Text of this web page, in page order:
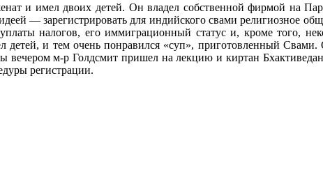
и имел двоих детей. Он владел собственной фирмой на
— зарегистрировать для индийского свами религиозное
налогов, его иммиграционный статус и, кроме того,
и тем очень понравился «суп», приготовленный
м-р Голдсмит пришел на лекцию и киртан
регистрации.